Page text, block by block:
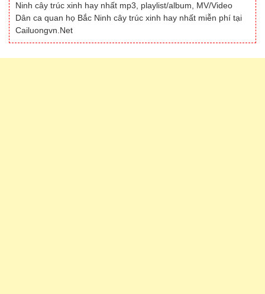
Ninh cây trúc xinh hay nhất mp3, playlist/album, MV/Video
Dân ca quan họ Bắc Ninh cây trúc xinh hay nhất miễn phí tại
Cailuongvn.Net